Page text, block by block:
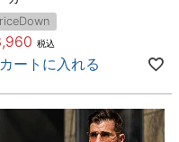
税込
カートに入れる